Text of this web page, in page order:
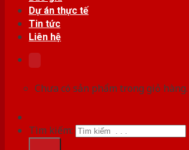
Dự án thực tế
Tin tức
Liên hệ
Chưa có sản phẩm trong giỏ hàng.
Tìm kiếm: